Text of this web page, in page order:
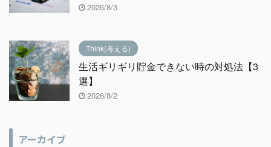
2026/8/3
Think(考える)
生活ギリギリ貯金できない時の対処法【3
選】
2026/8/2
アーカイブ